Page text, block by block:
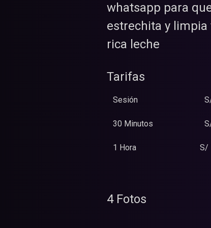
whatsapp para
estrechita y limpia
rica leche
Tarifas
Sesión
30 Minutos
1 Hora S/
4 Fotos